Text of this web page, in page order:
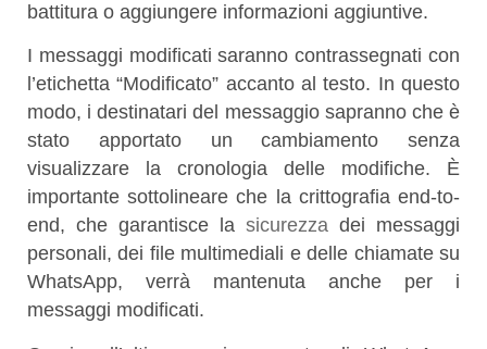
battitura o aggiungere informazioni aggiuntive.
I messaggi modificati saranno contrassegnati con
l’etichetta “Modificato” accanto al testo. In questo
modo, i destinatari del messaggio sapranno che è
stato apportato un cambiamento senza
visualizzare la cronologia delle modifiche. È
importante sottolineare che la crittografia end-to-
end, che garantisce la sicurezza dei messaggi
personali, dei file multimediali e delle chiamate su
WhatsApp, verrà mantenuta anche per i
messaggi modificati.